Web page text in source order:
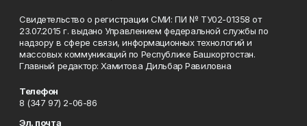
Свидетельство о регистрации СМИ: ПИ № ТУ02-01358 от
23.07.2015 г. выдано Управлением федеральной службы по
надзору в сфере связи, информационных технологий и
массовых коммуникаций по Республике Башкортостан.
Главный редактор: Хамитова Дильбар Равиловна
Телефон
8 (347 97) 2-06-86
Эл. почта